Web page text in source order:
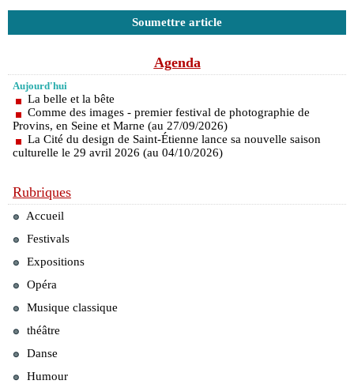
Soumettre article
Agenda
Aujourd'hui
La belle et la bête
Comme des images - premier festival de photographie de
Provins, en Seine et Marne (au 27/09/2026)
La Cité du design de Saint-Étienne lance sa nouvelle saison
culturelle le 29 avril 2026 (au 04/10/2026)
Rubriques
Accueil
Festivals
Expositions
Opéra
Musique classique
théâtre
Danse
Humour